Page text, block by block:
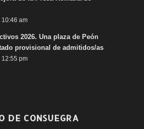
10:46 am
2026. Una plaza de Peón
provisional de admitidos/as
12:55 pm
DE CONSUEGRA